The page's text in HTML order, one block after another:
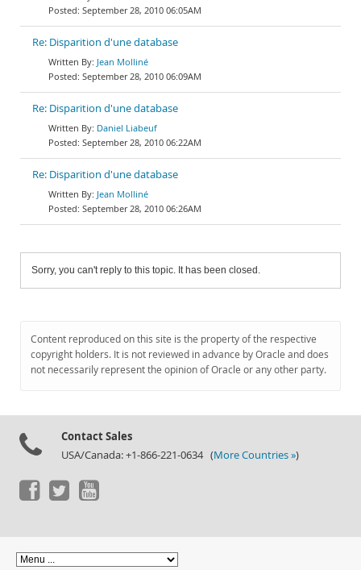
September 28, 2010 06:05AM
Re: Disparition d'une database
Jean Molliné
September 28, 2010 06:09AM
Re: Disparition d'une database
Daniel Liabeuf
September 28, 2010 06:22AM
Re: Disparition d'une database
Jean Molliné
September 28, 2010 06:26AM
Sorry, you can't reply to this topic. It has been closed.
Content reproduced on this site is the property of the respective
copyright holders. It is not reviewed in advance by Oracle and does
not necessarily represent the opinion of Oracle or any other party.
Contact Sales
USA/Canada: +1-866-221-0634 (More Countries »)